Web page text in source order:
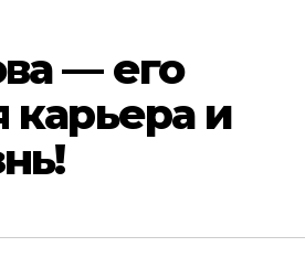
— его
карьера и